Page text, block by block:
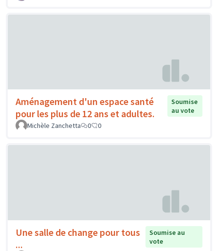
Aménagement d'un espace santé
pour les plus de 12 ans et adultes.
Soumise
au vote
Michèle Zanchetta
0 0
Une salle de change pour tous
...
Soumise au
vote